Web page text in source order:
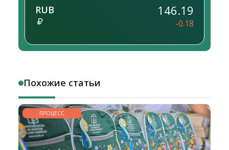
RUB 146.19
-0.18
Похожие статьи
ПРОЦЕСС